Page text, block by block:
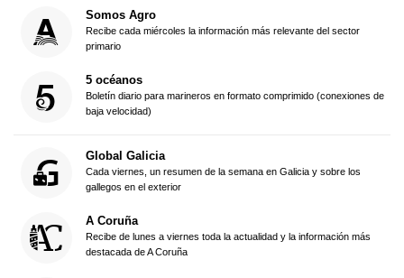
Somos Agro
Recibe cada miércoles la información más relevante del sector
primario
5 océanos
Boletín diario para marineros en formato comprimido (conexiones de
baja velocidad)
Global Galicia
Cada viernes, un resumen de la semana en Galicia y sobre los
gallegos en el exterior
A Coruña
Recibe de lunes a viernes toda la actualidad y la información más
destacada de A Coruña